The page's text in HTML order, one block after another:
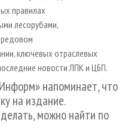
правилах
лесорубами,
ключевых отраслевых
новости ЛПК и ЦБП.
напоминает, что
на издание.
можно найти по